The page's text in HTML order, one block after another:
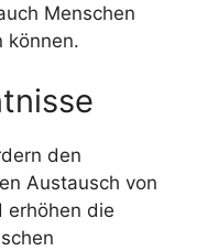
Menschen
können.
den
Austausch von
erhöhen die